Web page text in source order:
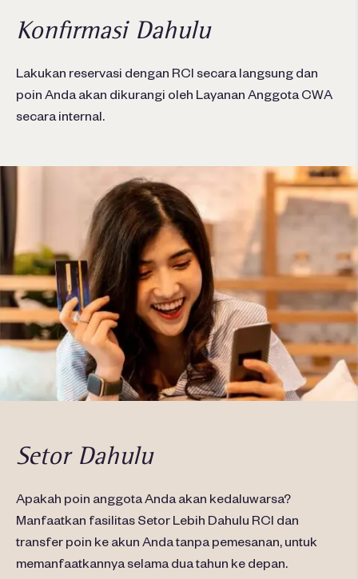
Konfirmasi Dahulu
Lakukan reservasi dengan RCI secara langsung dan
poin Anda akan dikurangi oleh Layanan Anggota CWA
secara internal.
Setor Dahulu
Apakah poin anggota Anda akan kedaluwarsa?
Manfaatkan fasilitas Setor Lebih Dahulu RCI dan
transfer poin ke akun Anda tanpa pemesanan, untuk
memanfaatkannya selama dua tahun ke depan.